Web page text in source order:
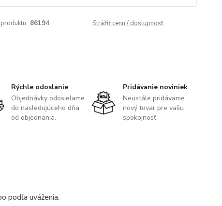
86194 Strážiť cenu / dostupnosť
Rýchle odoslanie
Objednávky odosielame
do nasledujúceho dňa
od objednania.
Pridávanie noviniek
Neustále pridávame
nový tovar pre vašu
spokojnosť.
podľa uváženia.